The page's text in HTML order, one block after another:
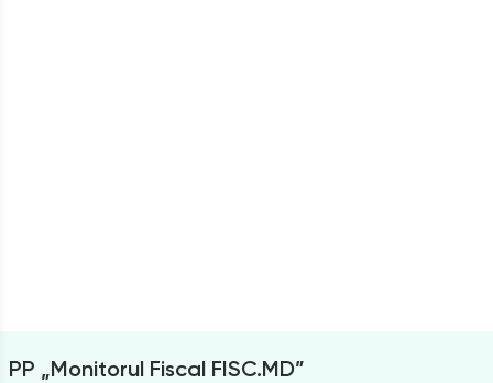
PP „Monitorul Fiscal FISC.MD”